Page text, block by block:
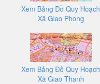
Xem Bảng Đồ Quy Hoạch
Xã Giao Phong
Xem Bảng Đồ Quy Hoạch
Xã Giao Thanh